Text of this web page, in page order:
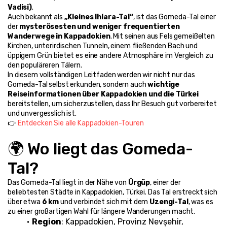
Vadisi).
Auch bekannt als „Kleines Ihlara-Tal“, ist das Gomeda-Tal einer
der mysterösesten und weniger frequentierten
Wanderwege in Kappadokien. Mit seinen aus Fels gemeißelten
Kirchen, unterirdischen Tunneln, einem fließenden Bach und
üppigem Grün bietet es eine andere Atmosphäre im Vergleich zu
den populäreren Tälern.
In diesem vollständigen Leitfaden werden wir nicht nur das
Gomeda-Tal selbst erkunden, sondern auch wichtige
Reiseinformationen über Kappadokien und die Türkei
bereitstellen, um sicherzustellen, dass Ihr Besuch gut vorbereitet
und unvergesslich ist.
👉 Entdecken Sie alle Kappadokien-Touren
🌍 Wo liegt das Gomeda-
Tal?
Das Gomeda-Tal liegt in der Nähe von Ürgüp, einer der
beliebtesten Städte in Kappadokien, Türkei. Das Tal erstreckt sich
über etwa 6 km und verbindet sich mit dem Uzengi-Tal , was es
zu einer großartigen Wahl für längere Wanderungen macht.
Region: Kappadokien, Provinz Nevşehir,